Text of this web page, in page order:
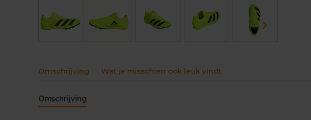
Omschrijving Wat je misschien ook leuk vindt
Omschrijving